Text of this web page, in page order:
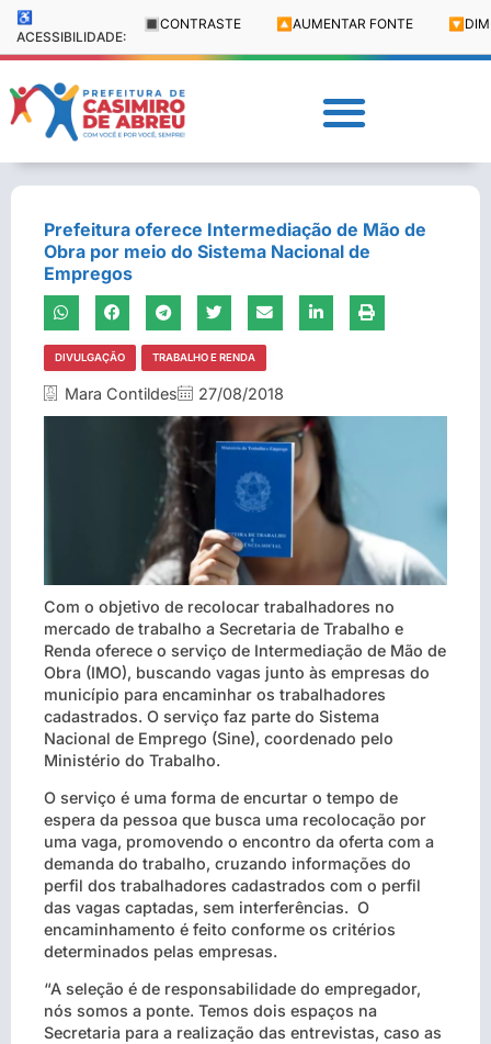
♿
ACESSIBILIDADE:
🔳 CONTRASTE 🔼 AUMENTAR FONTE 🔽
Prefeitura oferece Intermediação de Mão de
Obra por meio do Sistema Nacional de
Empregos
DIVULGAÇÃO TRABALHO E RENDA
Mara Contildes 27/08/2018
Com o objetivo de recolocar trabalhadores no
mercado de trabalho a Secretaria de Trabalho e
Renda oferece o serviço de Intermediação de Mão de
Obra (IMO), buscando vagas junto às empresas do
município para encaminhar os trabalhadores
cadastrados. O serviço faz parte do Sistema
Nacional de Emprego (Sine), coordenado pelo
Ministério do Trabalho.
O serviço é uma forma de encurtar o tempo de
espera da pessoa que busca uma recolocação por
uma vaga, promovendo o encontro da oferta com a
demanda do trabalho, cruzando informações do
perfil dos trabalhadores cadastrados com o perfil
das vagas captadas, sem interferências. O
encaminhamento é feito conforme os critérios
determinados pelas empresas.
“A seleção é de responsabilidade do empregador,
nós somos a ponte. Temos dois espaços na
Secretaria para a realização das entrevistas, caso as